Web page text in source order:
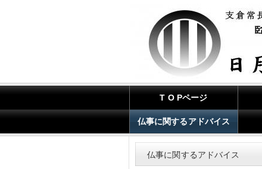
T O Pページ
仏事に関するアドバイス
仏事に関するアドバイス